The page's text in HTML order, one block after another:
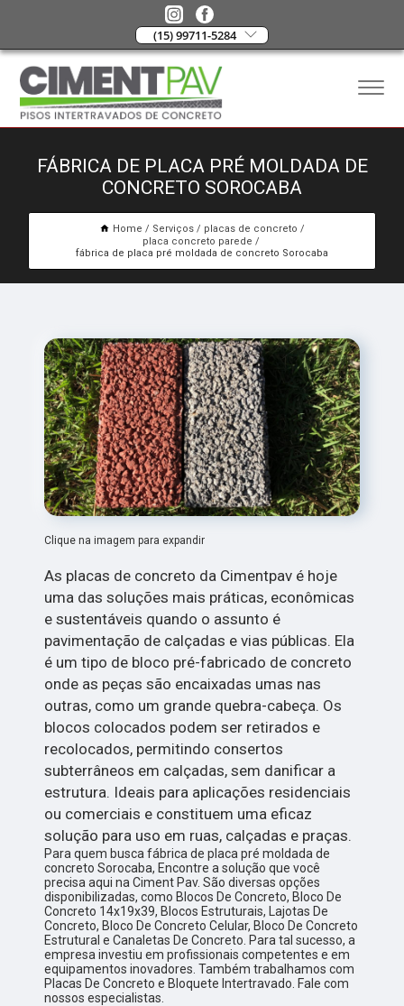
(15) 99711-5284
FÁBRICA DE PLACA PRÉ MOLDADA DE
CONCRETO SOROCABA
Home Serviços
placas de concreto
placa concreto parede
fábrica de placa pré moldada de concreto Sorocaba
Clique na imagem para expandir
As placas de concreto da Cimentpav é hoje
uma das soluções mais práticas, econômicas
e sustentáveis quando o assunto é
pavimentação de calçadas e vias públicas. Ela
é um tipo de bloco pré-fabricado de concreto
onde as peças são encaixadas umas nas
outras, como um grande quebra-cabeça. Os
blocos colocados podem ser retirados e
recolocados, permitindo consertos
subterrâneos em calçadas, sem danificar a
estrutura. Ideais para aplicações residenciais
ou comerciais e constituem uma eficaz
solução para uso em ruas, calçadas e praças.
Para quem busca fábrica de placa pré moldada de
concreto Sorocaba, Encontre a solução que você
precisa aqui na Ciment Pav. São diversas opções
disponibilizadas, como Blocos De Concreto, Bloco De
Concreto 14x19x39, Blocos Estruturais, Lajotas De
Concreto, Bloco De Concreto Celular, Bloco De Concreto
Estrutural e Canaletas De Concreto. Para tal sucesso, a
empresa investiu em profissionais competentes e em
equipamentos inovadores. Também trabalhamos com
Placas De Concreto e Bloquete Intertravado. Fale com
nossos especialistas.